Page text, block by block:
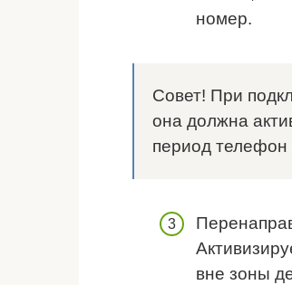
номер.
Совет! При
она должна
период
вне зоны